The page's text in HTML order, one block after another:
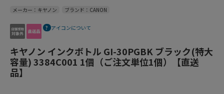
メーカー：キヤノン ブランド：CANON
アイコンについて
キヤノン インクボトル GI-30PGBK ブラック(特大
容量) 3384C001 1個（ご注文単位1個）【直送
品】